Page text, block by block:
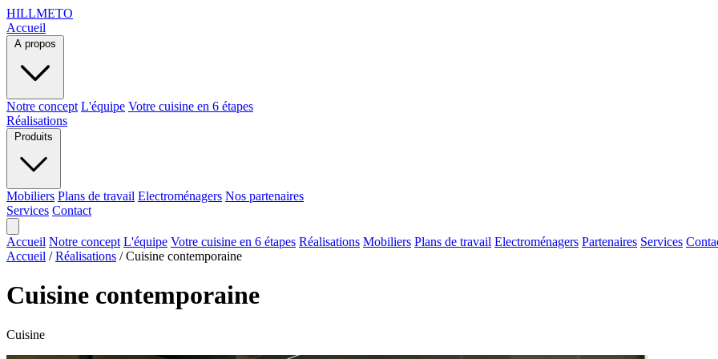
HILLMETO
Accueil
A propos
Notre concept L'équipe Votre cuisine en 6 étapes
Réalisations
Produits
Mobiliers Plans de travail Electroménagers Nos partenaires
Services Contact
Accueil Notre concept L'équipe Votre cuisine en 6 étapes Réalisations Mobiliers Plans de travail Electroménagers Partenaires Services
Accueil / Réalisations / Cuisine contemporaine
Cuisine contemporaine
Cuisine